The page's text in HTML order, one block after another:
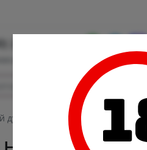
222-88-55
душ-насадка HydroBlast